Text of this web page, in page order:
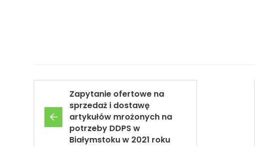
Zapytanie ofertowe na
sprzedaż i dostawę
artykułów mrożonych na
potrzeby DDPS w
Białymstoku w 2021 roku